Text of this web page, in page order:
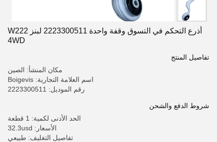
أذرع التحكم في التسوق وقفة واحدة 2223300511 لبنز W222
4WD
تفاصيل المنتج
مكان المنشأ: الصين
اسم العلامة التجارية: Boigevis
رقم الموديل: 2223300511
شروط الدفع والشحن
الحد الأدنى لكمية: 1 قطعة
الأسعار: 32.3usd
تفاصيل التغليف: طبيعي